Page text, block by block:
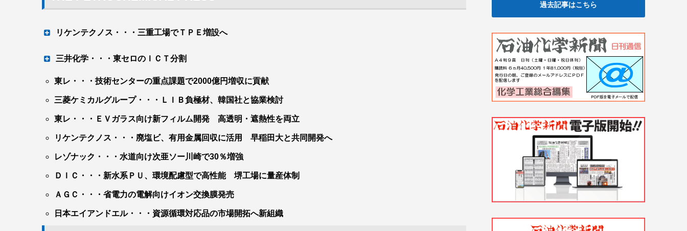
リケンテクノス・・・三重工場でＴＰＥ増設へ
車向け需要増タイでも増産検討
開発拠点には今夏、試作機導入
設する。近く決定し、25年の稼働を目指す。自動車部品用途を中心とするゴム代替需要の増加に対応する。タ
イでも増設を検討中だ。研究開発センター（東京都大田区）では動的架橋型熱可塑性エラストマー（ＴＰＶ）
三井化学・・・東セロのＩＣＴ分割
包装 フィルムサン・トックスと統合
三井化学は、１００％子会社の三井化学東セロのＩＣＴ事業を分割し、４月１日付で新設する１００％子会社
に継承させる。一方、三井化学東セロの包装用フィルムなどパッケージングソリューション（ＰＳ）事業はポ
東レ・・・技術センターの重点課題で2000億円増収に貢献
三菱ケミカルグループ・・・ＬＩＢ負極材、韓国社と協業検討
東レ・・・ＥＶガラス向け新フィルム開発 高透明・遮熱性を両立
リケンテクノス・・・廃塩ビ、有用金属回収に活用 早稲田大と共同開発へ
レゾナック・・・水道向け次亜ソー川崎で30％増強
ＤＩＣ・・・新水系ＰＵ、環境配慮型で高性能 堺工場に量産体制
ＡＧＣ・・・省電力の電解向けイオン交換膜発売
日本エイアンドエル・・・資源循環対応品の市場開拓へ新組織
過去記事はこちら